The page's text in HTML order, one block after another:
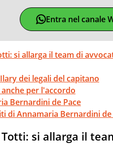
Entra nel canale
si allarga il team di
dei legali del capitano
per l'accordo
Bernardini de Pace
di Annamaria Bernardini de
si allarga il